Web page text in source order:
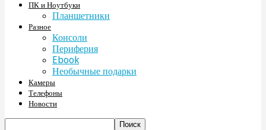
ПК и Ноутбуки
Планшетники
Разное
Консоли
Периферия
Ebook
Необычные подарки
Камеры
Телефоны
Новости